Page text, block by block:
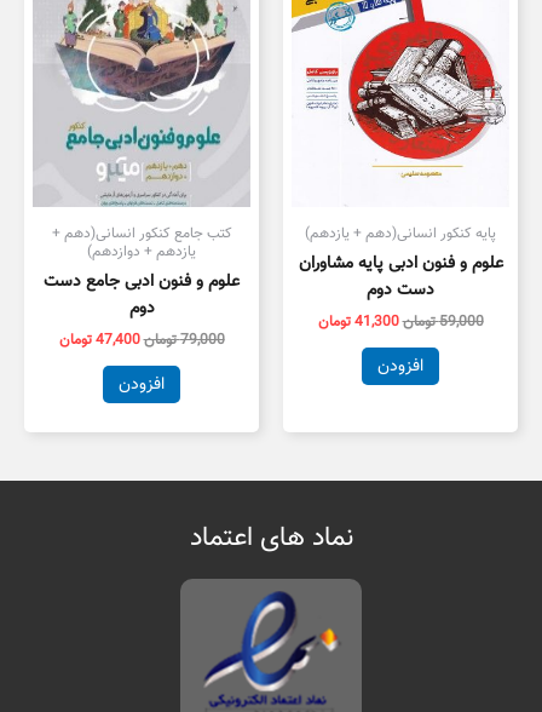
پایه کنکور انسانی(دهم + یازدهم)
علوم و فنون ادبی پایه مشاوران
دست دوم
59,000تومان41,300تومان
افزودن
کتب جامع کنکور انسانی(دهم +
یازدهم + دوازدهم)
علوم و فنون ادبی جامع دست
دوم
79,000تومان47,400تومان
افزودن
نماد های اعتماد